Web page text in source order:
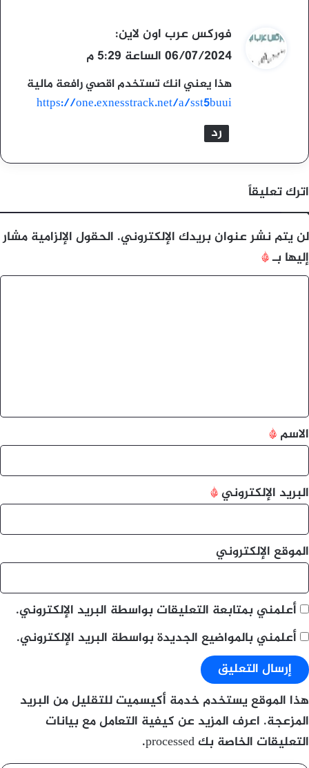
ي
ق
و
ل
فوركس عرب اون لاين:
06/07/2024 الساعة 5:29 م
هذا يعني انك تستخدم اقصي رافعة مالية
https://one.exnesstrack.net/a/sst5buui
رد
اترك تعليقاً
لن يتم نشر عنوان بريدك الإلكتروني. الحقول الإلزامية مشار
إليها بـ*
ق
*
الاسم *
البريد الإلكتروني*
الموقع الإلكتروني
أعلمني بمتابعة التعليقات بواسطة البريد الإلكتروني.
أعلمني بالمواضيع الجديدة بواسطة البريد الإلكتروني.
هذا الموقع يستخدم خدمة أكيسميت للتقليل من البريد
المزعجة. اعرف المزيد عن كيفية التعامل مع بيانات
التعليقات الخاصة بك processed
.